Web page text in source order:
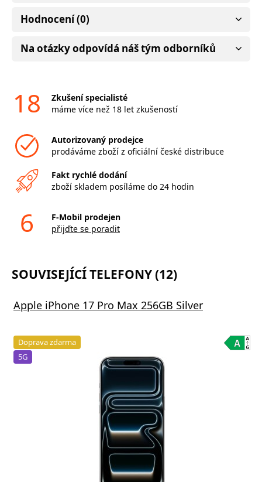
Hodnocení (0)
Na otázky odpovídá náš tým odborníků
18
Zkušení specialisté
máme více než 18 let zkušeností
Autorizovaný prodejce
prodáváme zboží z oficiální české distribuce
Fakt rychlé dodání
zboží skladem posíláme do 24 hodin
6
F-Mobil prodejen
přijďte se poradit
SOUVISEJÍCÍ TELEFONY (12)
Apple iPhone 17 Pro Max 256GB Silver
Doprava zdarma
5G